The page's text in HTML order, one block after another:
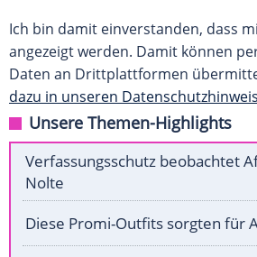
Ich bin damit einverstanden, dass
angezeigt werden. Damit können
Daten an Drittplattformen
dazu in unseren
Unsere Themen-Highlights
Verfassungsschutz beobachtet
Nolte
Diese Promi-Outfits sorgten für